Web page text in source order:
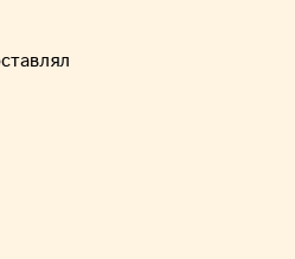
массажем и едой, но и
— тот самый продукт,
7 eleven и везут